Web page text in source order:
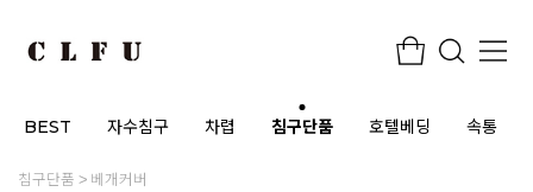
BEST 자수침구 차렵 침구단품 호텔베딩 속통
침구단품 베개커버